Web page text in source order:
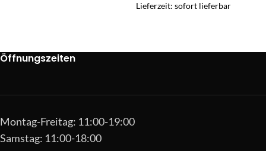
Lieferzeit: sofort lieferbar
Öffnungszeiten
Montag-Freitag: 11:00-19:00
Samstag: 11:00-18:00